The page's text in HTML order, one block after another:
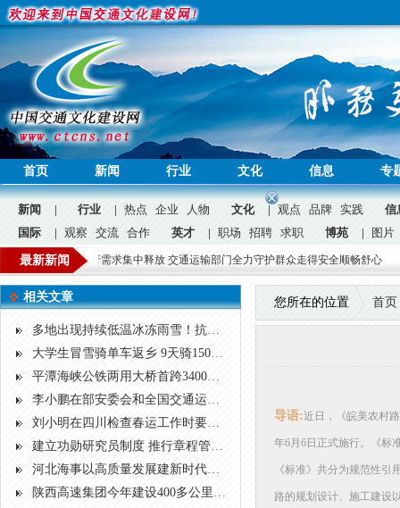
首页 新闻 行业 文化 信息 专
新闻 | 行业 | 热点 企业 人物 文化 | 观点 品牌 实践
信
国际
| 观察 交流 合作 英才 | 职场 招聘 求职 博苑 | 图片
问答
公益
广告
招聘 |
最新新闻
游度假出行需求集中释放 交通运输部门全力守护群众走得安全顺畅舒心 广东
相关文章
多地出现持续低温冰冻雨雪！抗冰除雪 交通人在路上
大学生冒雪骑单车返乡 9天骑1500公里安全到家
平潭海峡公铁两用大桥首跨3400吨钢桁梁海上成功架设
李小鹏在部安委会和全国交通运输安全生产视频会上强调 以习近平新时代中国特色社会主义思想为指导 为开启交通强国建设新征程提供可靠安全保障
刘小明在四川检查春运工作时要求提高政治站位 认真整改问题 切实保障安全
建立功勋研究员制度 推行章程管理 部公路院深化改革创新打造世界一流科研院
河北海事以高质量发展建新时代强局
陕西高速集团今年建设400多公里高速
您所在的位置 首页
导语:近日，《皖美农村
年6月6日正式施行。《标
《标准》共分为规范性
路的规划设计、施工建设